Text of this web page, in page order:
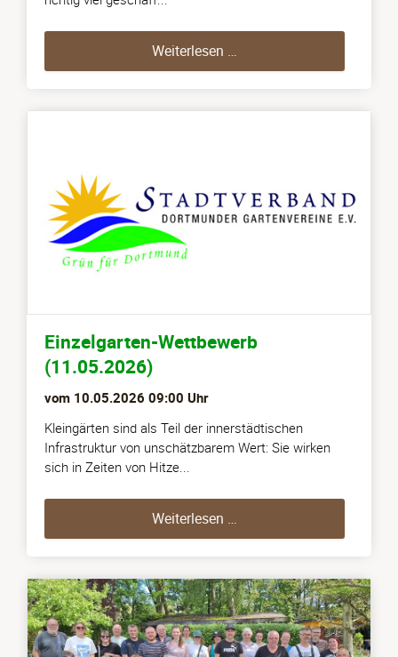
Weiterlesen …
Einzelgarten-Wettbewerb
(11.05.2026)
vom 10.05.2026 09:00 Uhr
Kleingärten sind als Teil der innerstädtischen
Infrastruktur von unschätzbarem Wert: Sie wirken
sich in Zeiten von Hitze...
Weiterlesen …